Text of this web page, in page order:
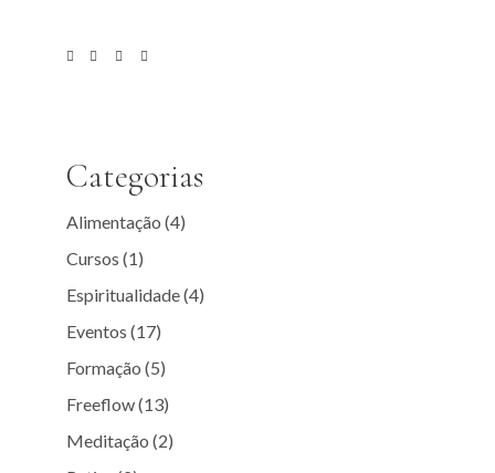
Categorias
Alimentação (4)
Cursos (1)
Espiritualidade(4)
Eventos (17)
Formação (5)
Freeflow(13)
Meditação (2)